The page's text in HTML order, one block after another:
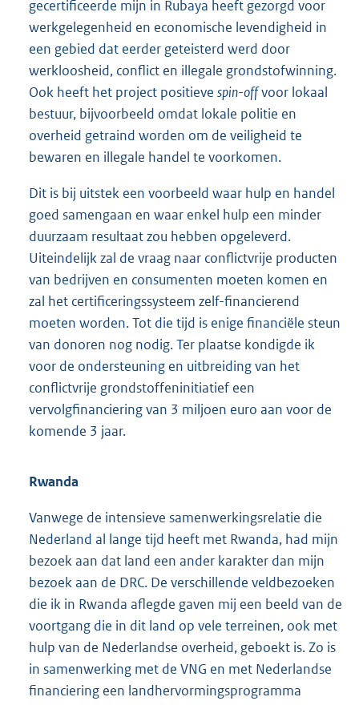
gecertificeerde mijn in Rubaya heeft gezorgd voor
werkgelegenheid en economische levendigheid in
een gebied dat eerder geteisterd werd door
werkloosheid, conflict en illegale grondstofwinning.
Ook heeft het project positieve spin-offvoor lokaal
bestuur, bijvoorbeeld omdat lokale politie en
overheid getraind worden om de veiligheid te
bewaren en illegale handel te voorkomen.
Dit is bij uitstek een voorbeeld waar hulp en handel
goed samengaan en waar enkel hulp een minder
duurzaam resultaat zou hebben opgeleverd.
Uiteindelijk zal de vraag naar conflictvrije producten
van bedrijven en consumenten moeten komen en
zal het certificeringssysteem zelf-financierend
moeten worden. Tot die tijd is enige financiële steun
van donoren nog nodig. Ter plaatse kondigde ik
voor de ondersteuning en uitbreiding van het
conflictvrije grondstoffeninitiatief een
vervolgfinanciering van 3 miljoen euro aan voor de
komende 3 jaar.
Rwanda
Vanwege de intensieve samenwerkingsrelatie die
Nederland al lange tijd heeft met Rwanda, had mijn
bezoek aan dat land een ander karakter dan mijn
bezoek aan de DRC. De verschillende veldbezoeken
die ik in Rwanda aflegde gaven mij een beeld van de
voortgang die in dit land op vele terreinen, ook met
hulp van de Nederlandse overheid, geboekt is. Zo is
in samenwerking met de VNG en met Nederlandse
financiering een landhervormingsprogramma